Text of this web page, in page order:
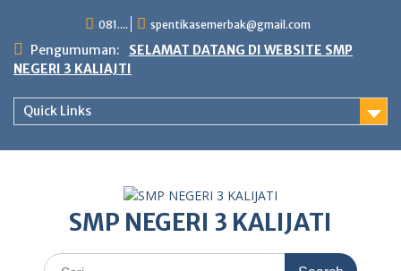
content
081.... spentikasemerbak@gmail.com
Pengumuman:
SELAMAT DATANG DI WEBSITE SMP
NEGERI 3 KALIAJTI
Quick Links
SMP NEGERI 3 KALIJATI
Search